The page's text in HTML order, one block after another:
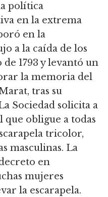
política
en la extrema
en la
a la caída de los
1793 y levantó un
la memoria del
tras su
Sociedad solicita a
obligue a todas
tricolor,
masculinas. La
en
mujeres
la escarapela.